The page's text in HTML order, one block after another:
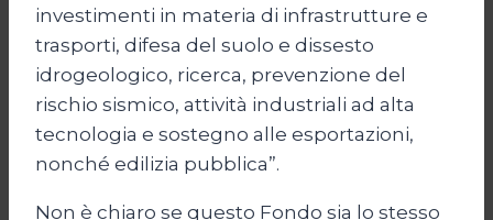
investimenti in materia di infrastrutture e
trasporti, difesa del suolo e dissesto
idrogeologico, ricerca, prevenzione del
rischio sismico, attività industriali ad alta
tecnologia e sostegno alle esportazioni,
nonché edilizia pubblica”.
Non è chiaro se questo Fondo sia lo stesso